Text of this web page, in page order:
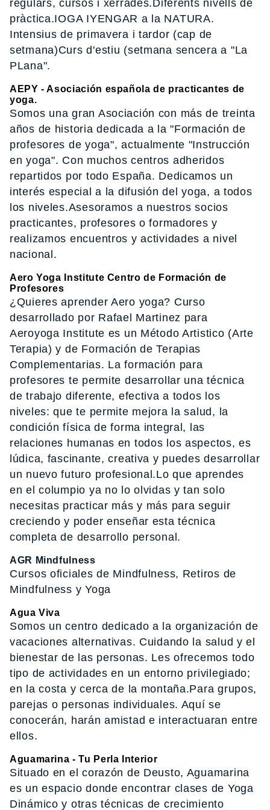
regulars, cursos i xerrades.Diferents nivells de
pràctica.IOGA IYENGAR a la NATURA.
Intensius de primavera i tardor (cap de
setmana)Curs d'estiu (setmana sencera a "La
PLana".
AEPY - Asociación española de practicantes de
yoga.
Somos una gran Asociación con más de treinta
años de historia dedicada a la "Formación de
profesores de yoga", actualmente "Instrucción
en yoga". Con muchos centros adheridos
repartidos por todo España. Dedicamos un
interés especial a la difusión del yoga, a todos
los niveles.Asesoramos a nuestros socios
practicantes, profesores o formadores y
realizamos encuentros y actividades a nivel
nacional.
Aero Yoga Institute Centro de Formación de
Profesores
¿Quieres aprender Aero yoga? Curso
desarrollado por Rafael Martinez para
Aeroyoga Institute es un Método Artistico (Arte
Terapia) y de Formación de Terapias
Complementarias. La formación para
profesores te permite desarrollar una técnica
de trabajo diferente, efectiva a todos los
niveles: que te permite mejora la salud, la
condición física de forma integral, las
relaciones humanas en todos los aspectos, es
lúdica, fascinante, creativa y puedes desarrollar
un nuevo futuro profesional.Lo que aprendes
en el columpio ya no lo olvidas y tan solo
necesitas practicar más y más para seguir
creciendo y poder enseñar esta técnica
completa de desarrollo personal.
AGR Mindfulness
Cursos oficiales de Mindfulness, Retiros de
Mindfulness y Yoga
Agua Viva
Somos un centro dedicado a la organización de
vacaciones alternativas. Cuidando la salud y el
bienestar de las personas. Les ofrecemos todo
tipo de actividades en un entorno privilegiado;
en la costa y cerca de la montaña.Para grupos,
parejas o personas individuales. Aquí se
conocerán, harán amistad e interactuaran entre
ellos.
Aguamarina - Tu Perla Interior
Situado en el corazón de Deusto, Aguamarina
es un espacio donde encontrar clases de Yoga
Dinámico y otras técnicas de crecimiento